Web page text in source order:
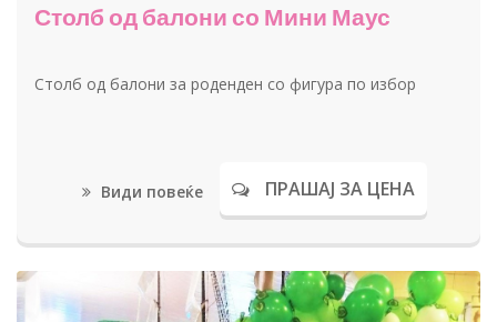
Столб од балони со Мини Маус
Столб од балони за роденден со фигура по избор
Види повеќе ПРАШАЈ ЗА ЦЕНА